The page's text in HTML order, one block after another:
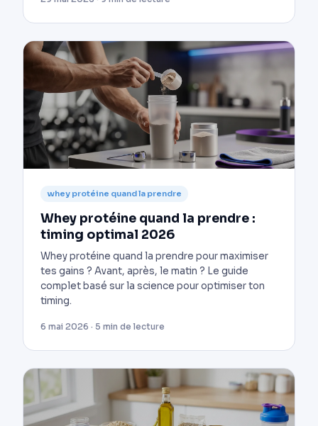
whey protéine quand la prendre
Whey protéine quand la prendre :
timing optimal 2026
Whey protéine quand la prendre pour maximiser
tes gains ? Avant, après, le matin ? Le guide
complet basé sur la science pour optimiser ton
timing.
6 mai 2026 · 5 min de lecture